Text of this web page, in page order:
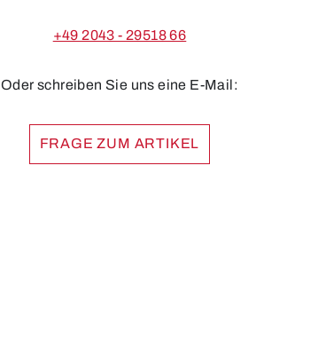
+49 2043 - 29518 66
Oder schreiben Sie uns eine E-Mail:
FRAGE ZUM ARTIKEL